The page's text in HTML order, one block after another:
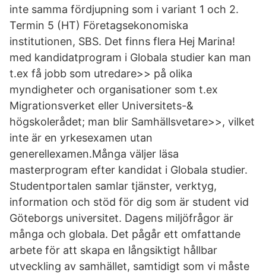
inte samma fördjupning som i variant 1 och 2.
Termin 5 (HT) Företagsekonomiska
institutionen, SBS. Det finns flera Hej Marina!
med kandidatprogram i Globala studier kan man
t.ex få jobb som utredare>> på olika
myndigheter och organisationer som t.ex
Migrationsverket eller Universitets-&
högskolerådet; man blir Samhällsvetare>>, vilket
inte är en yrkesexamen utan
generellexamen.Många väljer läsa
masterprogram efter kandidat i Globala studier.
Studentportalen samlar tjänster, verktyg,
information och stöd för dig som är student vid
Göteborgs universitet. Dagens miljöfrågor är
många och globala. Det pågår ett omfattande
arbete för att skapa en långsiktigt hållbar
utveckling av samhället, samtidigt som vi måste